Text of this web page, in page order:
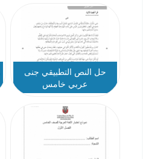
حل النص التطبيقي جنى
عربي خامس